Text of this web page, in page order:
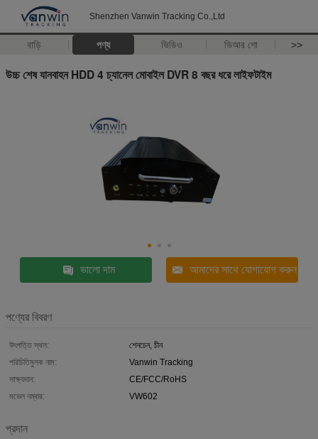
Shenzhen Vanwin Tracking Co.,Ltd
বাড়ি পণ্য ভিডিও ভিআর শো >>
উচ্চ শেষ যানবাহন HDD 4 চ্যানেল মোবাইল DVR 8 বছর ধরে লাইফটাইম
ভালো দাম আমাদের সাথে যোগাযোগ করুন
পণ্যের বিবরণ
উৎপত্তি স্থল:
শেনচেন, চীন
পরিচিতিমুলক নাম:
Vanwin Tracking
সাক্ষ্যদান:
CE/FCC/RoHS
মডেল নম্বার:
VW602
প্রদান